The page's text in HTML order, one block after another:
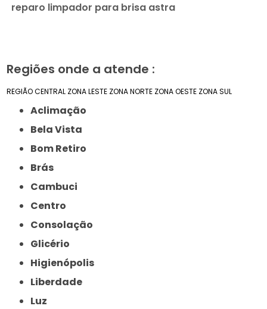
reparo limpador para brisa astra
Regiões onde a atende :
REGIÃO CENTRAL ZONA LESTE ZONA NORTE ZONA OESTE ZONA SUL
Aclimação
Bela Vista
Bom Retiro
Brás
Cambuci
Centro
Consolação
Glicério
Higienópolis
Liberdade
Luz